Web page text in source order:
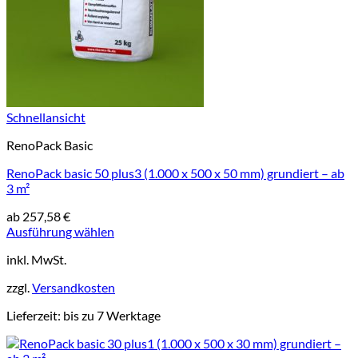
Schnellansicht
RenoPack Basic
RenoPack basic 50 plus3 (1.000 x 500 x 50 mm) grundiert – ab
3 m²
ab 257,58€
Ausführung wählen
Produkt
mehrere
auf.
Die
Optionen
inkl. MwSt.
zzgl.Versandkosten
Lieferzeit: bis zu 7 Werktage